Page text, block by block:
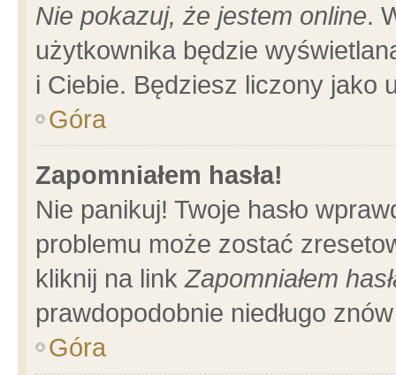
Nie pokazuj, że jestem online.
użytkownika będzie
i Ciebie. Będziesz liczony jako
Góra
Zapomniałem hasła!
Nie panikuj! Twoje hasło
problemu może zostać
kliknij na linkZapomniałem
prawdopodobnie niedługo
Góra